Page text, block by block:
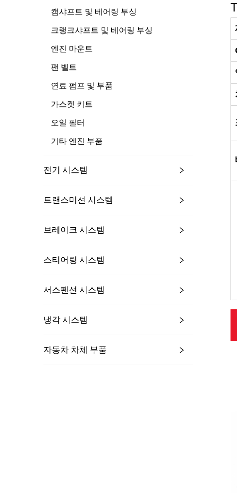
캠샤프트 및 베어링 부싱
크랭크샤프트 및 베어링 부싱
엔진 마운트
팬 벨트
연료 펌프 및 부품
가스켓 키트
오일 필터
기타 엔진 부품
전기 시스템
트랜스미션 시스템
브레이크 시스템
스티어링 시스템
서스펜션 시스템
냉각 시스템
자동차 차체 부품